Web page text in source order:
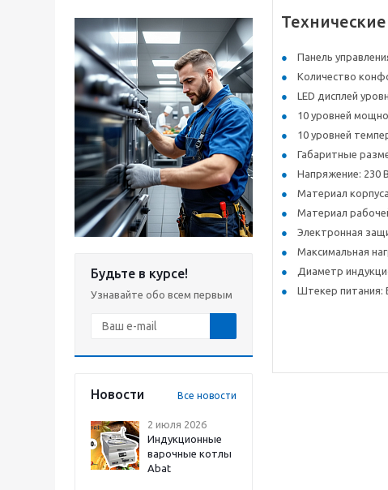
Будьте в курсе!
Узнавайте обо всем первым
Новости Все новости
2 июля 2026
Индукционные
варочные котлы
Abat
Панель
Количество
LED дисплей
10 уровней
10 уровней
Габаритные
Напряжение: 230
Материал
Материал
Электронная
Максимальная
Диаметр
Штекер питания: